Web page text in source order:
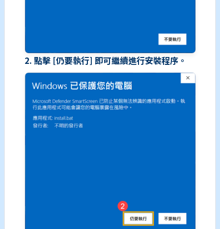
2. 點擊 [仍要執行] 即可繼續進行安裝程序。